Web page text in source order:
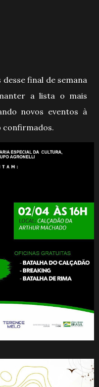
final de semana
a lista o mais
novos eventos à
confirmados.